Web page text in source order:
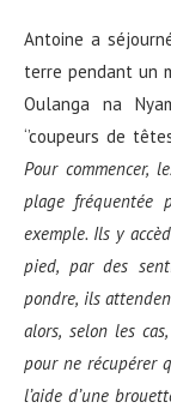
Antoine a
terre pendant un
Oulanga na
‘’coupeurs de
Pour commencer,
plage fréquentée
exemple. Ils y
pied, par des
pondre, ils
alors, selon les
pour ne récupérer
l’aide d’une